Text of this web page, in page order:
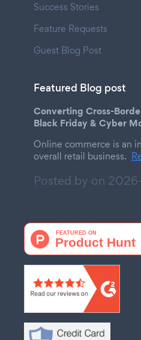
Success Stories
Feature Requests
Guest Blog Post
Featured Blog post
Converting Cross-
Black Friday & Cyber
Online commerce is an
overall retail business.
Posted by on